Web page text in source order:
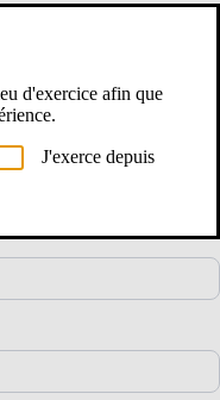
d'exercice afin que
J'exerce depuis